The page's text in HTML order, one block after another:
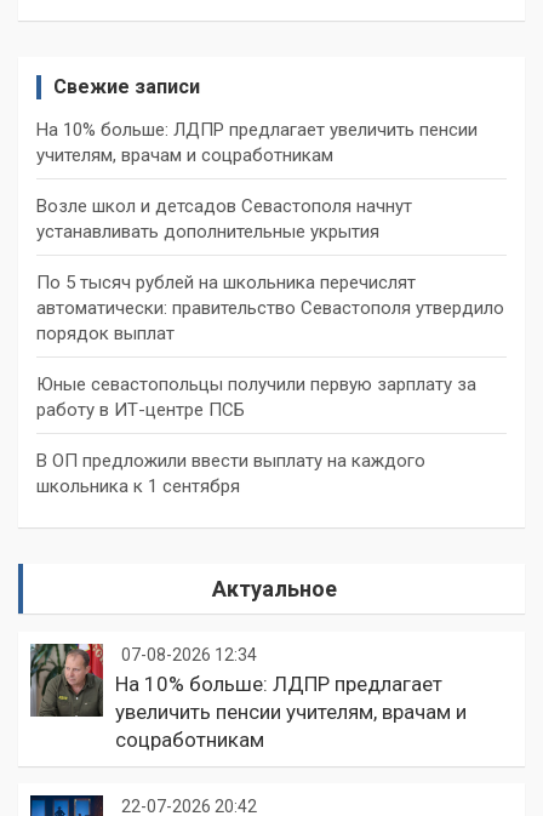
Свежие записи
На 10% больше: ЛДПР предлагает увеличить пенсии
учителям, врачам и соцработникам
Возле школ и детсадов Севастополя начнут
устанавливать дополнительные укрытия
По 5 тысяч рублей на школьника перечислят
автоматически: правительство Севастополя утвердило
порядок выплат
Юные севастопольцы получили первую зарплату за
работу в ИТ-центре ПСБ
В ОП предложили ввести выплату на каждого
школьника к 1 сентября
Актуальное
07-08-2026 12:34
На 10% больше: ЛДПР предлагает
увеличить пенсии учителям, врачам и
соцработникам
22-07-2026 20:42